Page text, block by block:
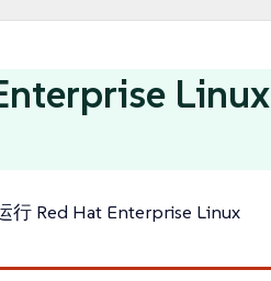
Linux
行 Red Hat Enterprise Linux